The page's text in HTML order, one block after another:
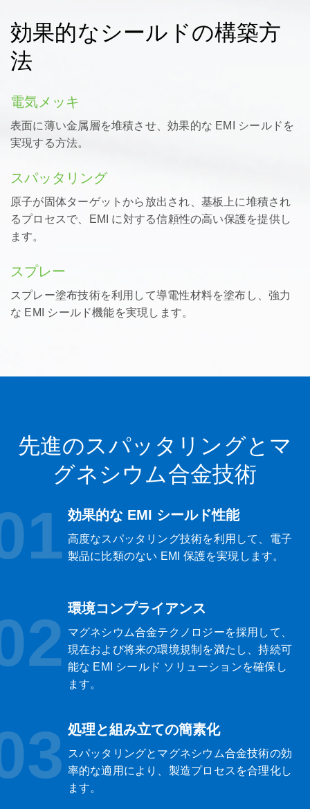
があります。EMI シールドは、製品を保護し、
業界規制への準拠を保証するために不可欠で
効果的なシールドの構築方
法
電気メッキ
表面に薄い金属層を堆積させ、効果的な EMI シールドを
実現する方法。
スパッタリング
原子が固体ターゲットから放出され、基板上に堆積され
るプロセスで、EMI に対する信頼性の高い保護を提供し
ます。
スプレー
スプレー塗布技術を利用して導電性材料を塗布し、強力
な EMI シールド機能を実現します。
先進のスパッタリングとマ
グネシウム合金技術
効果的な EMI シールド性能
高度なスパッタリング技術を利用して、電子
製品に比類のない EMI 保護を実現します。
環境コンプライアンス
マグネシウム合金テクノロジーを採用して、
現在および将来の環境規制を満たし、持続可
能な EMI シールド ソリューションを確保し
ます。
処理と組み立ての簡素化
スパッタリングとマグネシウム合金技術の効
率的な適用により、製造プロセスを合理化し
ます。